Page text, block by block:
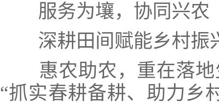
服务为壤，协同兴农
深耕田间赋能乡村振
惠农助农，重在落
“抓实春耕备耕、助力乡